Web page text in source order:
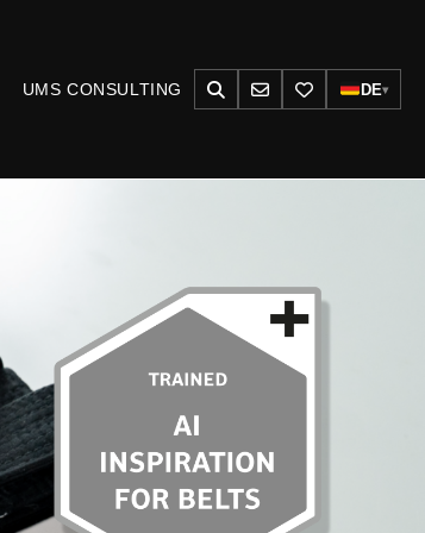
UMS CONSULTING DE▾